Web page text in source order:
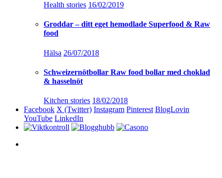
Health stories 16/02/2019
Groddar – ditt eget hemodlade Superfood & Raw
food
Hälsa 26/07/2018
Schweizernötbollar Raw food bollar med choklad
& hasselnöt
Kitchen stories 18/02/2018
Facebook X (Twitter) Instagram Pinterest BlogLovin
YouTube LinkedIn